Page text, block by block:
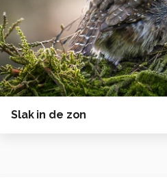
Slak in de zon